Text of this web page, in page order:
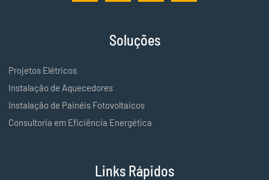
Soluções
Projetos Elétricos
Instalação de Aquecedores
Instalação de Painéis Fotovoltaicos
Consultoria em Eficiência Energética
Links Rápidos